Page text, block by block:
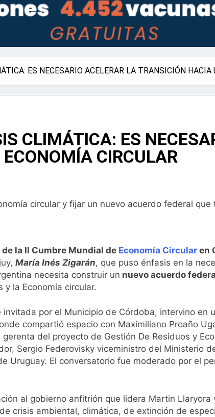
ES NECESARIO ACELERAR LA TRANSICIÓN HACIA
CLIMÁTICA: ES
CIRCULAR
circular y fijar un nuevo acuerdo federal
la II Cumbre Mundial de Economía Circular en
María Inés Zigarán, que puso énfasis en la
necesita construir un nuevo acuerdo
la Economía circular.
por el Municipio de Córdoba, intervino en
compartió espacio con Maximiliano Proaño
del proyecto de Gestión De Residuos y
Sergio Federovisky viceministro del Ministerio
Uruguay. El conversatorio fue moderado por el
al gobierno anfitrión que lidera Martin
crisis ambiental, climática, de extinción de